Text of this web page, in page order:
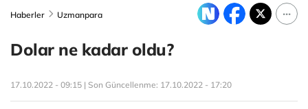
Haberler Uzmanpara
Dolar ne kadar oldu?
17.10.2022 - 09:15 | Son Güncellenme: 17.10.2022 - 17:20